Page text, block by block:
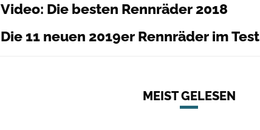
Video: Die besten Rennräder 2018
Die 11 neuen 2019er Rennräder im Test
MEIST GELESEN